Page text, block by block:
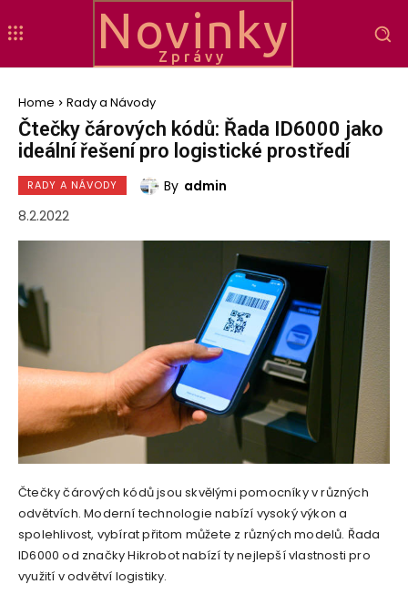
Novinky
Zprávy
Home Rady a Návody
Čtečky čárových kódů: Řada ID6000 jako
ideální řešení pro logistické prostředí
RADY A NÁVODY By admin
8.2.2022
Čtečky čárových kódů jsou skvělými pomocníky v různých
odvětvích. Moderní technologie nabízí vysoký výkon a
spolehlivost, vybírat přitom můžete z různých modelů. Řada
ID6000 od značky Hikrobot nabízí ty nejlepší vlastnosti pro
využití v odvětví logistiky.